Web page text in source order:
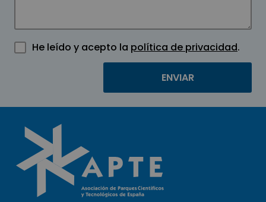
He leído y acepto la política de privacidad.